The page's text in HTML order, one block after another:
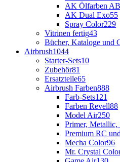
AK Ölfarben
AK Dual Exo55
Spray Color229
Vitrinen fertig43
Bücher, Kataloge und
Airbrush1044
Starter-Sets10
Zubehör81
Ersatzteile65
Airbrush Farben888
Farb-Sets121
Farben Revell88
Model Air250
Primer, Metallic,
Premium RC
Mecha Color96
Mr. Crystal